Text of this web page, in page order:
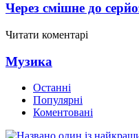
Через смішне до
Читати коментарі
Музика
Останні
Популярні
Коментовані